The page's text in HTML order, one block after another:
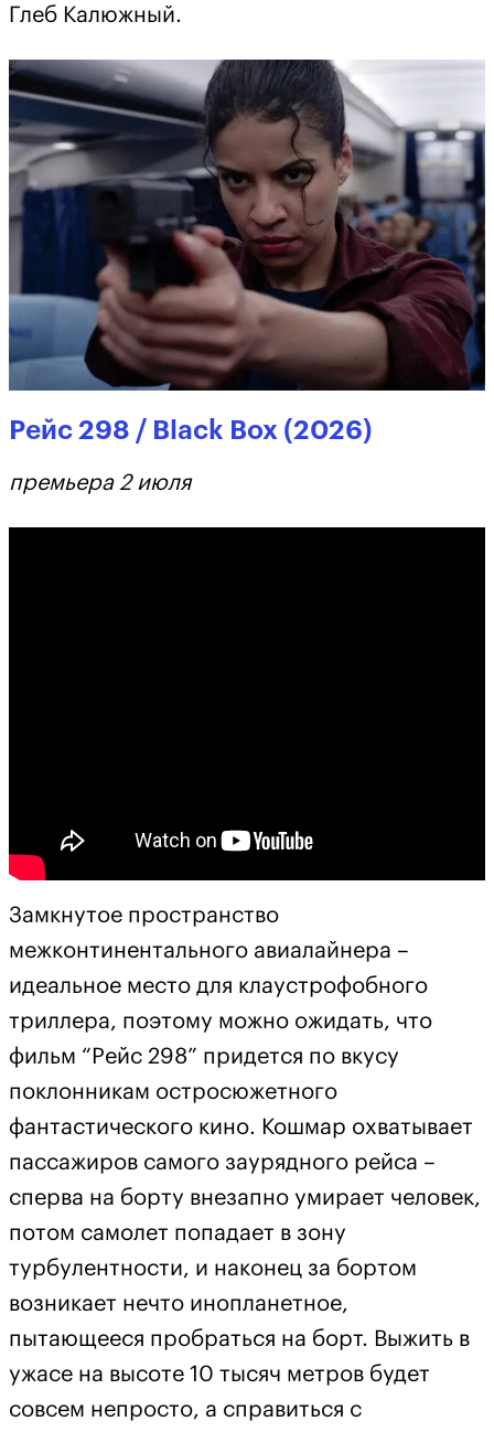
Глеб Калюжный.
Рейс 298 / Black Box (2026)
премьера 2 июля
Замкнутое пространство
межконтинентального авиалайнера –
идеальное место для клаустрофобного
триллера, поэтому можно ожидать, что
фильм “Рейс 298” придется по вкусу
поклонникам остросюжетного
фантастического кино. Кошмар охватывает
пассажиров самого заурядного рейса –
сперва на борту внезапно умирает человек,
потом самолет попадает в зону
турбулентности, и наконец за бортом
возникает нечто инопланетное,
пытающееся пробраться на борт. Выжить в
ужасе на высоте 10 тысяч метров будет
совсем непросто, а справиться с